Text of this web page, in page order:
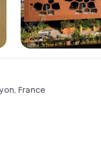
France